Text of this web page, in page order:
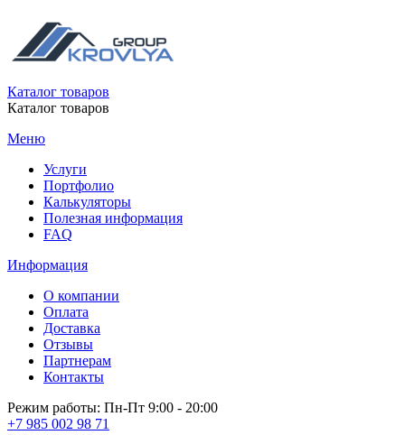
Каталог товаров
Каталог товаров
Меню
Услуги
Портфолио
Калькуляторы
Полезная информация
FAQ
Информация
О компании
Оплата
Доставка
Отзывы
Партнерам
Контакты
Режим работы: Пн-Пт 9:00 - 20:00
+7 985 002 98 71